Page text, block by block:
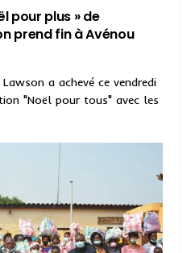
pour plus » de
prend fin à Avénou
a achevé ce vendredi
"Noël pour tous" avec les